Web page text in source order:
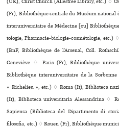
(UK), Christ Church (Allestree Library, etc.) ♢
(Fr), Bibliothèque cen­trale du Muséum
inte­ru­ni­ver­si­taire de Médecine [ou]
to­lo­gie, Pharmacie-bio­lo­gie-cos­mé­to­lo­gie, etc.)
(BnF, Bibliothèque de l’Arsenal, Coll.
Geneviève ♢ Paris (Fr), Bibliothèque
Bibliothèque inte­ru­ni­ver­si­taire de la
« Richelieu », etc.) ♢ Roma (It), Biblioteca
(It), Biblioteca uni­ver­si­ta­ria Alessandrina ♢
Sapienza (Biblioteca del Dipartimento di
filosofia, etc.) ♢ Rouen (Fr), Bibliothèque